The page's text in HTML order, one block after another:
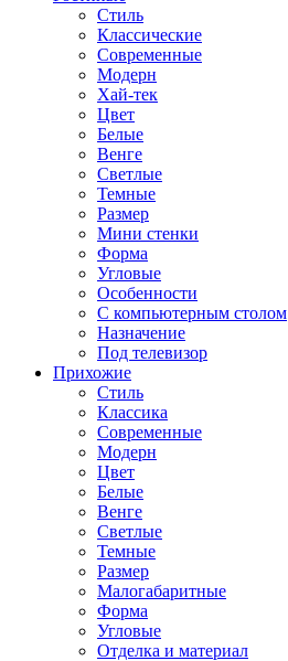
Стиль
Классические
Современные
Модерн
Хай-тек
Цвет
Белые
Венге
Светлые
Темные
Размер
Мини стенки
Форма
Угловые
Особенности
С компьютерным столом
Назначение
Под телевизор
Прихожие
Стиль
Классика
Современные
Модерн
Цвет
Белые
Венге
Светлые
Темные
Размер
Малогабаритные
Форма
Угловые
Отделка и материал